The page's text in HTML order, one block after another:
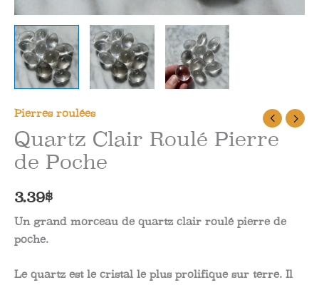
Pierres roulées
Quartz Clair Roulé Pierre
de Poche
3.39$
Un grand morceau de quartz clair roulé pierre de
poche.
Le quartz est le cristal le plus prolifique sur terre. Il